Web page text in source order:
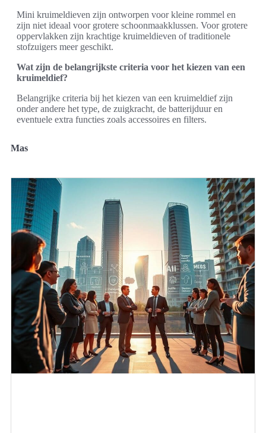
Mini kruimeldieven zijn ontworpen voor kleine rommel en
zijn niet ideaal voor grotere schoonmaakklussen. Voor grotere
oppervlakken zijn krachtige kruimeldieven of traditionele
stofzuigers meer geschikt.
Wat zijn de belangrijkste criteria voor het kiezen van een
kruimeldief?
Belangrijke criteria bij het kiezen van een kruimeldief zijn
onder andere het type, de zuigkracht, de batterijduur en
eventuele extra functies zoals accessoires en filters.
Mas